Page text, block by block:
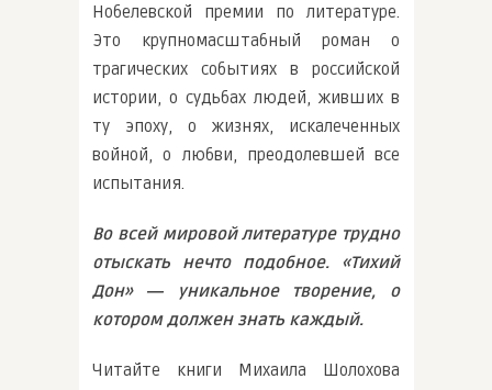
Нобелевской премии по литературе.
Это крупномасштабный роман о
трагических событиях в российской
истории, о судьбах людей, живших в
ту эпоху, о жизнях, искалеченных
войной, о любви, преодолевшей все
испытания.
Во всей мировой литературе трудно
отыскать нечто подобное. «Тихий
Дон» ― уникальное творение, о
котором должен знать каждый.
Читайте книги Михаила Шолохова